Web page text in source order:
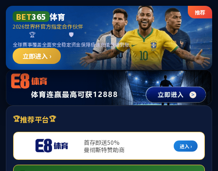
伟德国际
(bevictor·1946)源自英
国|官方网站